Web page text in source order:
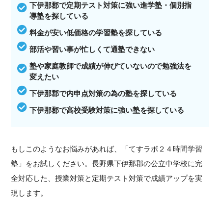
下伊那郡で定期テスト対策に強い進学塾・個別指
導塾を探している
料金が安い低価格の学習塾を探している
部活や習い事が忙しくて通塾できない
塾や家庭教師で成績が伸びていないので勉強法を
変えたい
下伊那郡で内申点対策の為の塾を探している
下伊那郡で高校受験対策に強い塾を探している
もしこのようなお悩みがあれば、「てすラボ２４時間学習
塾」をお試しください。長野県下伊那郡の公立中学校に完
全対応した、授業対策と定期テスト対策で成績アップを実
現します。